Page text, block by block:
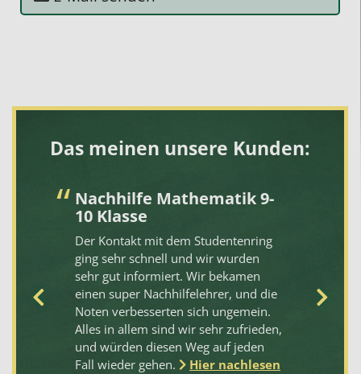
Das meinen unsere Kunden:
Nachhilfe Mathematik 9-
10 Klasse
Der Kontakt mit dem Studentenring
ging sehr schnell und wir wurden
sehr gut informiert. Wir bekamen
einen super Nachhilfelehrer, und die
Noten verbesserten sich ungemein.
Alles in allem sind wir sehr zufrieden,
und würden diesen Weg auf jeden
Fall wieder gehen.
Hier nachlesen